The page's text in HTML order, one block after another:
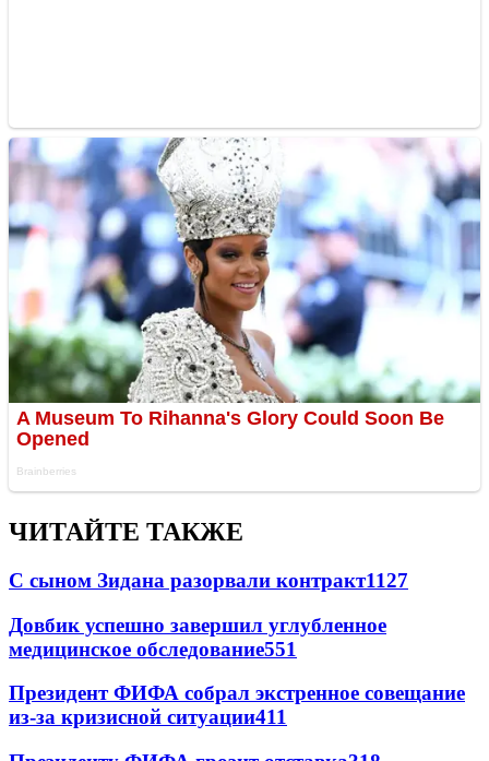
ЧИТАЙТЕ ТАКЖЕ
С сыном Зидана разорвали контракт1127
Довбик успешно завершил углубленное
медицинское обследование551
Президент ФИФА собрал экстренное совещание
из-за кризисной ситуации411